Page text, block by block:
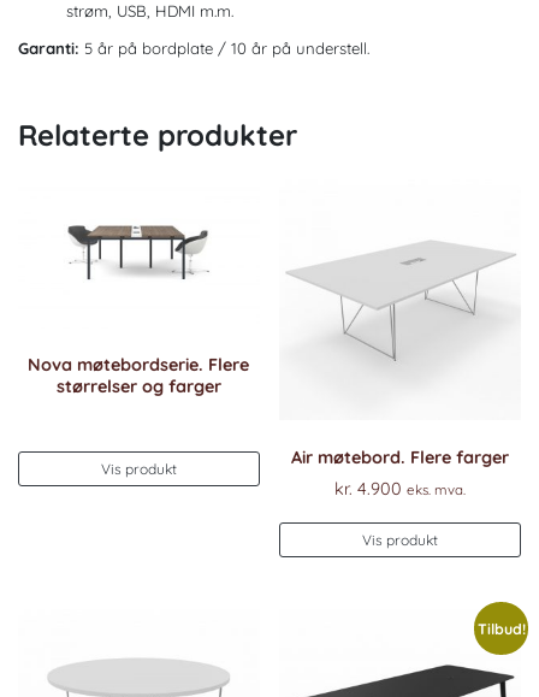
strøm, USB, HDMI m.m.
Garanti: 5 år på bordplate / 10 år på understell.
Relaterte produkter
Nova møtebordserie. Flere
størrelser og farger
Vis produkt
Air møtebord. Flere farger
kr. 4.900 eks. mva.
Vis produkt
Tilbud!